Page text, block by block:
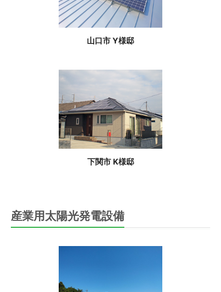
山口市 Y様邸
下関市 K様邸
産業用太陽光発電設備